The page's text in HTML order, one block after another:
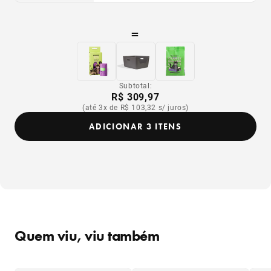
=
Subtotal:
R$ 309,97
(até 3x de R$ 103,32 s/ juros)
ADICIONAR 3 ITENS
Quem viu, viu também